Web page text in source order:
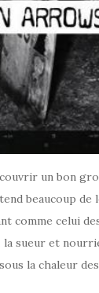
un bon
beaucoup
comme celui
la sueur et
la chaleur